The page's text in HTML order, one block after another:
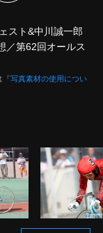
スト&中川誠一郎
／第62回オールス
『写真素材の使用につい